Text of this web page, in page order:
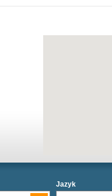
Jazyk